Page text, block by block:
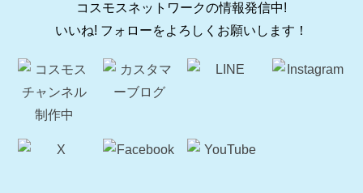
コスモスネットワークの情報発信中!
いいね! フォローをよろしくお願いします！